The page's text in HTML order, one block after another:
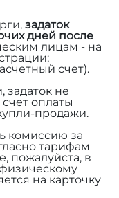
задаток
дней после
лицам - на
счет).
задаток не
оплаты
продажи.
комиссию за
тарифам
пожалуйста, в
на карточку